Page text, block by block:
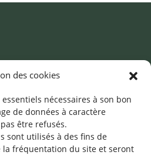
des cookies
nécessaires à son bon
de données à caractère
être refusés.
sont utilisés à des fins de
la fréquentation du site et seront